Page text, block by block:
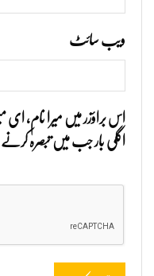
ویب‌ سائٹ
اس براؤزر میں میرا نام،
اگلی بار جب میں تبصرہ